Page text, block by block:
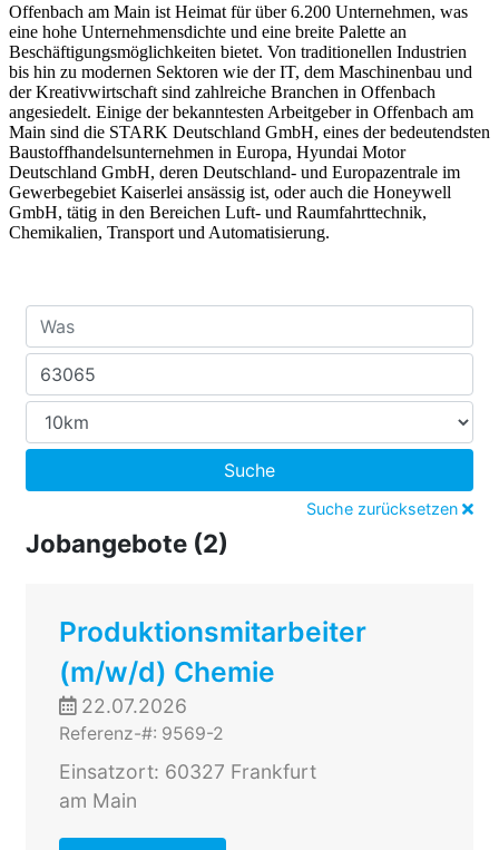
Offenbach am Main ist Heimat für über 6.200 Unternehmen, was
eine hohe Unternehmensdichte und eine breite Palette an
Beschäftigungsmöglichkeiten bietet. Von traditionellen Industrien
bis hin zu modernen Sektoren wie der IT, dem Maschinenbau und
der Kreativwirtschaft sind zahlreiche Branchen in Offenbach
angesiedelt. Einige der bekanntesten Arbeitgeber in Offenbach am
Main sind die STARK Deutschland GmbH, eines der bedeutendsten
Baustoffhandelsunternehmen in Europa, Hyundai Motor
Deutschland GmbH, deren Deutschland- und Europazentrale im
Gewerbegebiet Kaiserlei ansässig ist, oder auch die Honeywell
GmbH, tätig in den Bereichen Luft- und Raumfahrttechnik,
Chemikalien, Transport und Automatisierung.